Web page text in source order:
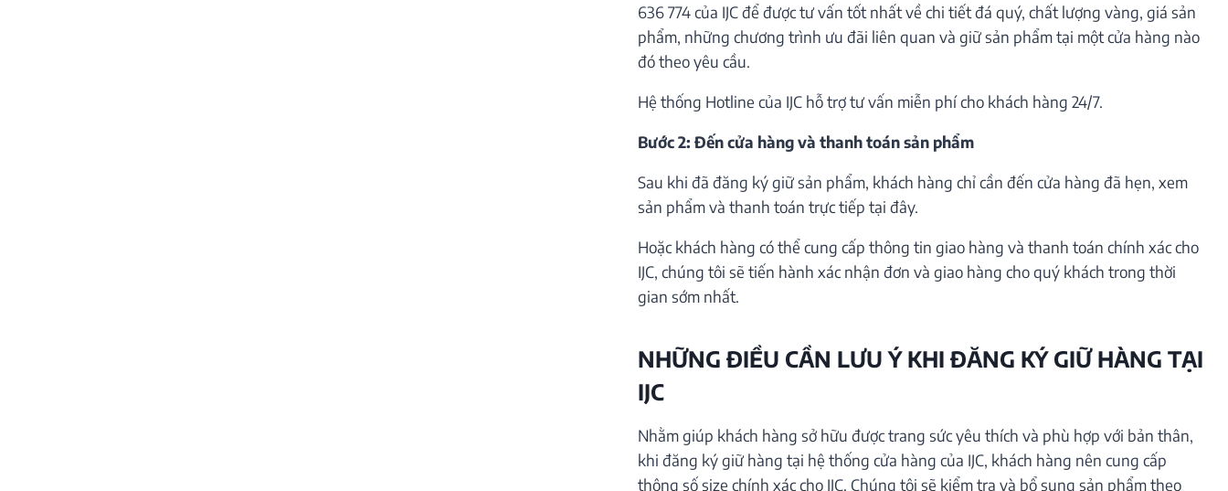
636 774 của IJC để được tư vấn tốt nhất về chi tiết đá quý, chất lượng vàng, giá sản
phẩm, những chương trình ưu đãi liên quan và giữ sản phẩm tại một cửa hàng nào
đó theo yêu cầu.
Hệ thống Hotline của IJC hỗ trợ tư vấn miễn phí cho khách hàng 24/7.
Bước 2: Đến cửa hàng và thanh toán sản phẩm
Sau khi đã đăng ký giữ sản phẩm, khách hàng chỉ cần đến cửa hàng đã hẹn, xem
sản phẩm và thanh toán trực tiếp tại đây.
Hoặc khách hàng có thể cung cấp thông tin giao hàng và thanh toán chính xác cho
IJC, chúng tôi sẽ tiến hành xác nhận đơn và giao hàng cho quý khách trong thời
gian sớm nhất.
NHỮNG ĐIỀU CẦN LƯU Ý KHI ĐĂNG KÝ GIỮ HÀNG TẠI
IJC
Nhằm giúp khách hàng sở hữu được trang sức yêu thích và phù hợp với bản thân,
khi đăng ký giữ hàng tại hệ thống cửa hàng của IJC, khách hàng nên cung cấp
thông số size chính xác cho IJC. Chúng tôi sẽ kiểm tra và bổ sung sản phẩm theo